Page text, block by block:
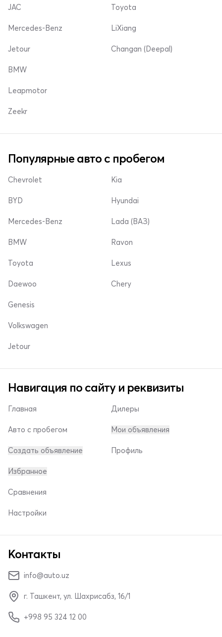
JAC
Mercedes-Benz
Jetour
Toyota
LiXiang
Changan (Deepal)
BMW
Leapmotor
Zeekr
Популярные авто с пробегом
Chevrolet
BYD
Mercedes-Benz
Kia
Hyundai
Lada (ВАЗ)
BMW
Toyota
Daewoo
Ravon
Lexus
Chery
Genesis
Volkswagen
Jetour
Навигация по сайту и реквизиты
Главная
Авто с пробегом
Создать объявление
Дилеры
Мои объявления
Профиль
Избранное
Сравнения
Настройки
Контакты
info@auto.uz
г. Ташкент, ул. Шахрисабз, 16/1
+998 95 324 12 00